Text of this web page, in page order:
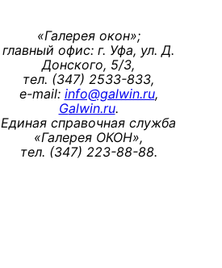
«Галерея окон»;
главный офис: г. Уфа, ул. Д.
Донского, 5/3,
тел. (347) 2533-833,
e-mail: info@galwin.ru,
Galwin.ru.
Единая справочная служба
«Галерея ОКОН»,
тел. (347) 223-88-88.